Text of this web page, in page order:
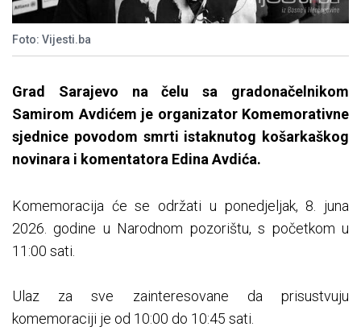
Foto: Vijesti.ba
Grad Sarajevo na čelu sa gradonačelnikom
Samirom Avdićem je organizator Komemorativne
sjednice povodom smrti istaknutog košarkaškog
novinara i komentatora Edina Avdića.
Komemoracija će se održati u ponedjeljak, 8. juna
2026. godine u Narodnom pozorištu, s početkom u
11:00 sati.
Ulaz za sve zainteresovane da prisustvuju
komemoraciji je od 10:00 do 10:45 sati.